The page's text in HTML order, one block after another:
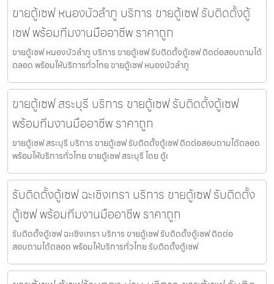
ขายตู้เซฟ หนองบัวลำภู บริการ ขายตู้เซฟ รับติดตั้งตู้
เซฟ พร้อมทีมงานมืออาชีพ ราคาถูก
ขายตู้เซฟ หนองบัวลำภู บริการ ขายตู้เซฟ รับติดตั้งตู้เซฟ ติดต่อสอบถามได้
ตลอด พร้อมให้บริการทั่วไทย ขายตู้เซฟ หนองบัวลำภู
ขายตู้เซฟ สระบุรี บริการ ขายตู้เซฟ รับติดตั้งตู้เซฟ
พร้อมทีมงานมืออาชีพ ราคาถูก
ขายตู้เซฟ สระบุรี บริการ ขายตู้เซฟ รับติดตั้งตู้เซฟ ติดต่อสอบถามได้ตลอด
พร้อมให้บริการทั่วไทย ขายตู้เซฟ สระบุรี โดย ตู้เ
รับติดตั้งตู้เซฟ ฉะเชิงเทรา บริการ ขายตู้เซฟ รับติดตั้ง
ตู้เซฟ พร้อมทีมงานมืออาชีพ ราคาถูก
รับติดตั้งตู้เซฟ ฉะเชิงเทรา บริการ ขายตู้เซฟ รับติดตั้งตู้เซฟ ติดต่อ
สอบถามได้ตลอด พร้อมให้บริการทั่วไทย รับติดตั้งตู้เซฟ